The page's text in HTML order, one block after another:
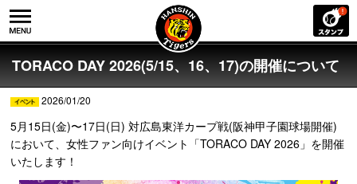
TORACO DAY 2026(5/15、16、17)の開催について
2026/01/20
5月15日(金)〜17日(日) 対広島東洋カープ戦(阪神甲子園球場開催)
において、女性ファン向けイベント「TORACO DAY 2026」を開催
いたします！